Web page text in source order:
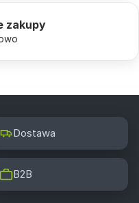
zakupy
Dostawa
B2B